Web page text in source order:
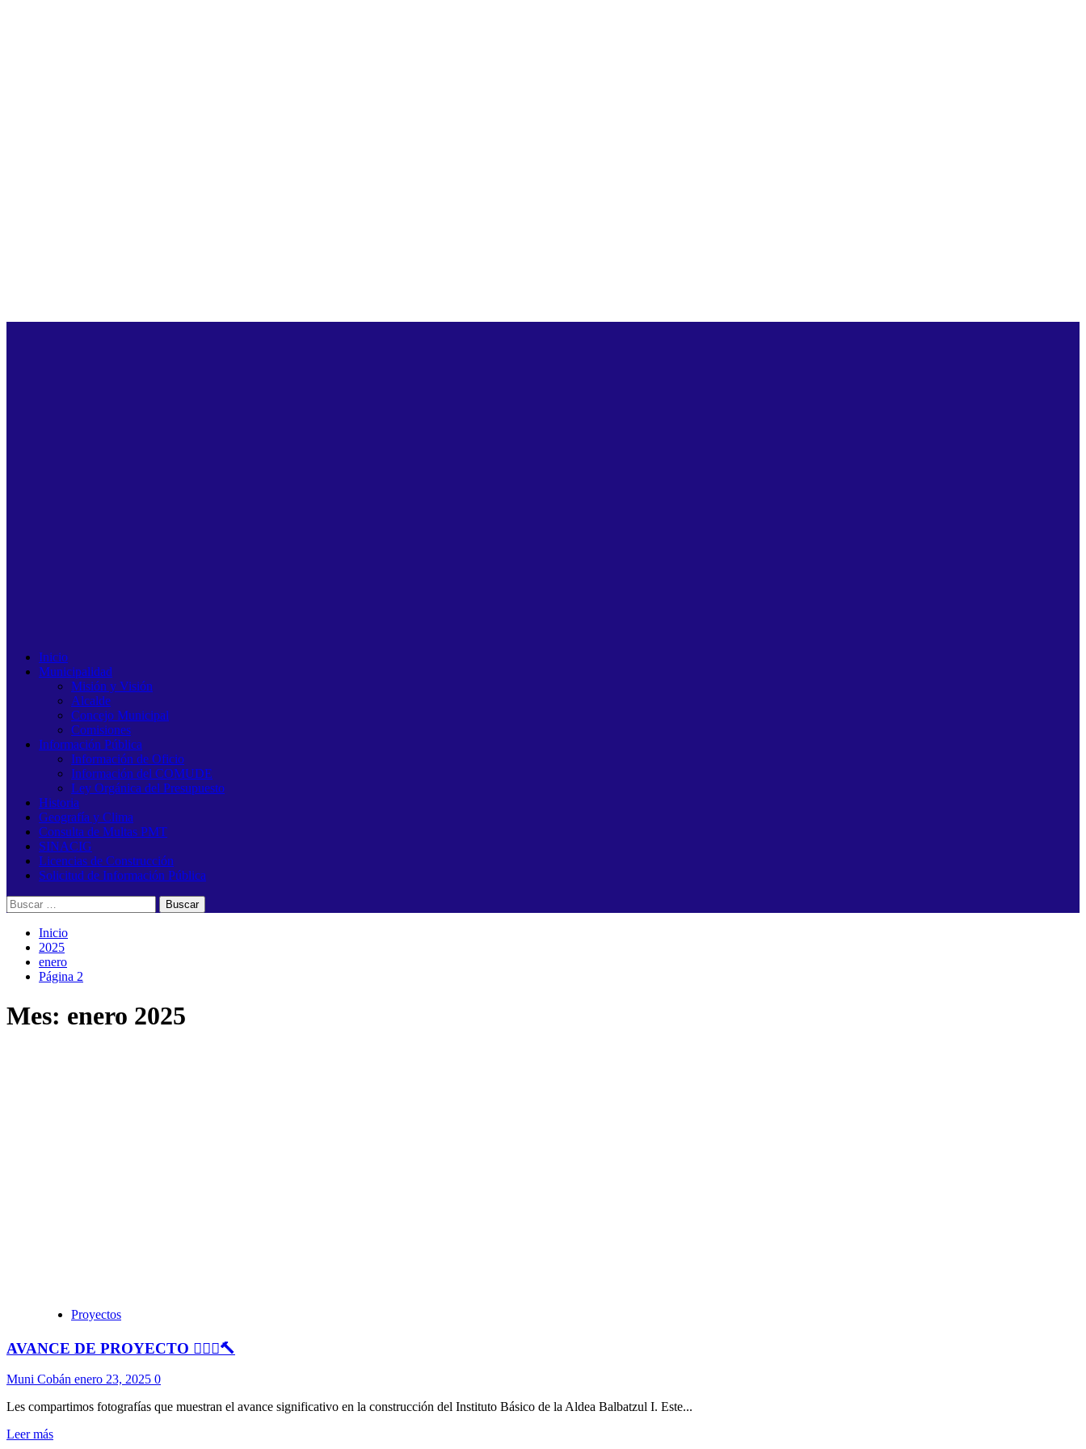
Inicio
Municipalidad
Misión y Visión
Alcalde
Concejo Municipal
Comisiones
Información Pública
Información de Oficio
Información del COMUDE
Ley Orgánica del Presupuesto
Historia
Geografía y Clima
Consulta de Multas PMT
SINACIG
Licencias de Construcción
Solicitud de Información Pública
Buscar:
Inicio
2025
enero
Página 2
Mes: enero 2025
Proyectos
AVANCE DE PROYECTO 👷🏻‍♂️🔨
Muni Cobán enero 23, 2025 0
Les compartimos fotografías que muestran el avance significativo en la construcción del Instituto Básico de la Aldea Balbatzul I. Este...
Leer más